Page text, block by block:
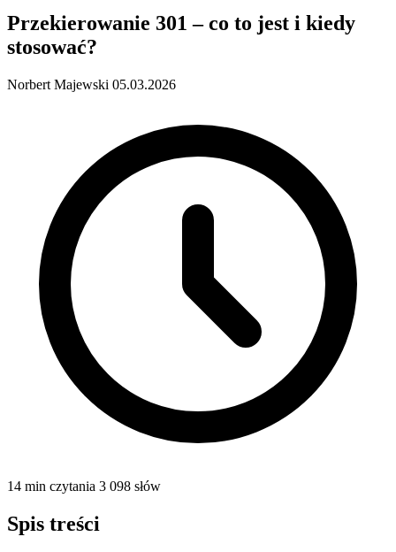
Przekierowanie 301 – co to jest i kiedy
stosować?
Norbert Majewski 05.03.2026
14 min czytania 3 098 słów
Spis treści